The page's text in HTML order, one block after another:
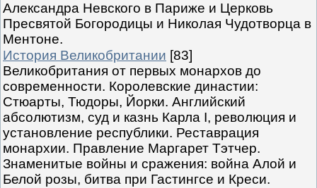
Александра Невского в Париже и Церковь
Пресвятой Богородицы и Николая Чудотворца в
Ментоне.
История Великобритании [83]
Великобритания от первых монархов до
современности. Королевские династии:
Стюарты, Тюдоры, Йорки. Английский
абсолютизм, суд и казнь Карла I, революция и
установление республики. Реставрация
монархии. Правление Маргарет Тэтчер.
Знаменитые войны и сражения: война Алой и
Белой розы, битва при Гастингсе и Креси.